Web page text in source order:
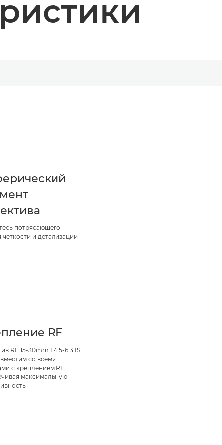
потрясающего
четкости и детализации
RF
RF 15-30mm F4.5-6.3 IS
со всеми
с креплением RF,
максимальную